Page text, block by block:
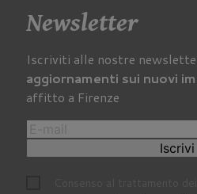
Newsletter
Iscriviti alle nostre
aggiornamenti sui nuovi
affitto a Firenze
Iscrivi